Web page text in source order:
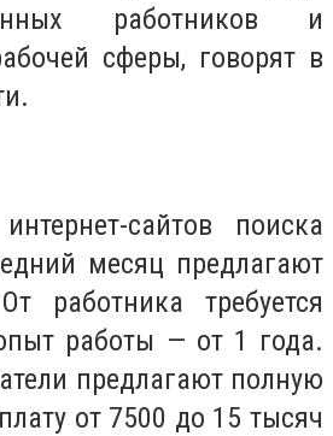
работников и
сферы, говорят в
сайтов поиска
месяц предлагают
работника требуется
работы — от 1 года.
предлагают полную
от 7500 до 15 тысяч